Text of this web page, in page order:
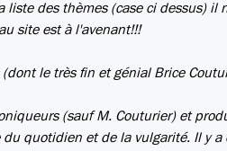
des thèmes (case ci dessus) il
site est à l'avenant!!!
le très fin et génial Brice
(sauf M. Couturier) et
quotidien et de la vulgarité. Il y a